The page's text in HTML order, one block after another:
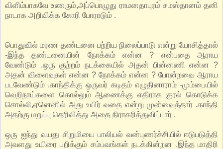
விளிம்பாகவே உணரும்,அப்பொழுது ராமனதாபுரம் சமஸ்தானம் தனி
நாடாக அறிவிக்க கோரி போராடும் .
பொதுவில் மரண தண்டனை பற்றிய நிலைப்பாடு என்று யோசித்தால்
-இந்த தண்டனையின் நோக்கம் என்ன ? என்பதை ஆராய
வேண்டும் .ஒரு குற்றம் நடக்கையில் அதன் பின்னணி என்ன ?
அதன் விளைவுகள் என்ன ? நோக்கம் என்ன ? போன்றவை ஆராய
படவேண்டும் .காந்திக்கு ஒருவர் கடிதம் எழுதினாராம் -மும்பையில்
வெறிநாய்களை கொல்லும் ஆணைக்கு எதிராக குரல் கொடுக்க
சொல்லி,ஏனெனில் அது உயிர் வதை என்று முன்வைத்தார் .காந்தி
அதற்கு மறுப்பு தெரிவித்து அதை நிராகரித்துவிட்டார் .
ஒரு ஐந்து வயது சிறுமியை பாலியல் வன்புணர்ச்சியில் ஈடுபடுத்தி
அவளது உயிரை பறிக்கும் சம்பவங்கள் நடக்கின்றன .இந்த மாதிரி